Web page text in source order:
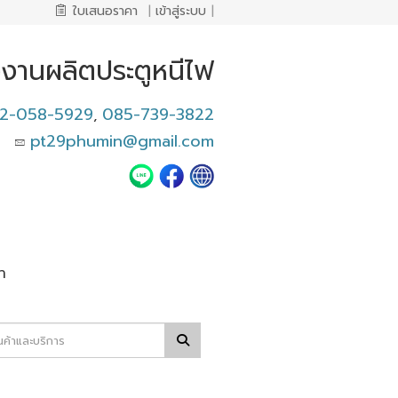
ใบเสนอราคา | เข้าสู่ระบบ |
านผลิตประตูหนีไฟ
058-5929, 085-739-3822
pt29phumin@gmail.com